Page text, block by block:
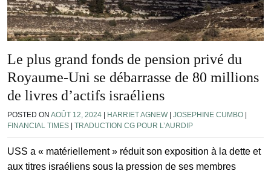
Le plus grand fonds de pension privé du
Royaume-Uni se débarrasse de 80 millions
de livres d’actifs israéliens
POSTED ON AOÛT 12, 2024 HARRIET AGNEW| JOSEPHINE CUMBO
FINANCIAL TIMES
TRADUCTION CG POUR L’AURDIP
USS a « matériellement » réduit son exposition à la dette et
aux titres israéliens sous la pression de ses membres